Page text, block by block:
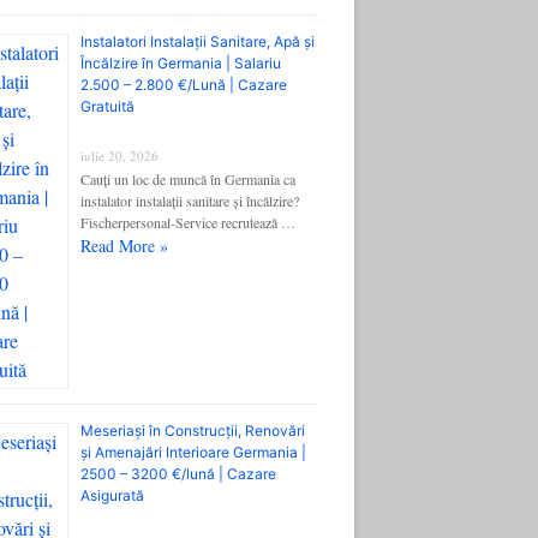
Instalatori Instalații Sanitare, Apă și
Încălzire în Germania | Salariu
2.500 – 2.800 €/Lună | Cazare
Gratuită
iulie 20, 2026
Cauți un loc de muncă în Germania ca
instalator instalații sanitare și încălzire?
Fischerpersonal-Service recrutează …
Read More »
Meseriași în Construcții, Renovări
și Amenajări Interioare Germania |
2500 – 3200 €/lună | Cazare
Asigurată